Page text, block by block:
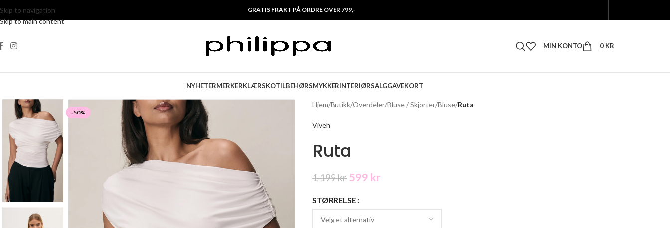
Skip to navigation
Skip to main content
GRATIS FRAKT PÅ ORDRE OVER 799,-
MIN KONTO 0 KR
NYHETERMERKERKLÆRSKOTILBEHØRSMYKKERINTERIØRSALGGAVEKORT
-50%
Hjem/Butikk/Overdeler/Bluse / Skjorter/Bluse/Ruta
Viveh
Ruta
1 199kr 599 kr
STØRRELSE